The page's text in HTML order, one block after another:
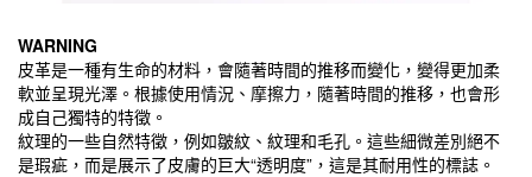
WARNING
皮革是一種有生命的材料，會隨著時間的推移而變化，變得更加柔
軟並呈現光澤。根據使用情況、摩擦力，隨著時間的推移，也會形
成自己獨特的特徵。
紋理的一些自然特徵，例如皺紋、紋理和毛孔。這些細微差別絕不
是瑕疵，而是展示了皮膚的巨大“透明度”，這是其耐用性的標誌。